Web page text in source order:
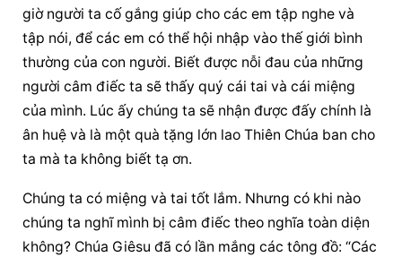
giờ người ta cố gắng giúp cho các em tập nghe và
tập nói, để các em có thể hội nhập vào thế giới bình
thường của con người. Biết được nỗi đau của những
người câm điếc ta sẽ thấy quý cái tai và cái miệng
của mình. Lúc ấy chúng ta sẽ nhận được đấy chính là
ân huệ và là một quà tặng lớn lao Thiên Chúa ban cho
ta mà ta không biết tạ ơn.
Chúng ta có miệng và tai tốt lắm. Nhưng có khi nào
chúng ta nghĩ mình bị câm điếc theo nghĩa toàn diện
không? Chúa Giêsu đã có lần mắng các tông đồ: “Các